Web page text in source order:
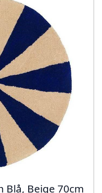
Blå, Beige 70cm